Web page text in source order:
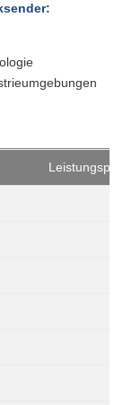
: